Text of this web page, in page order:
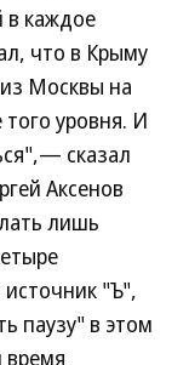
в каждое
что в Крыму
Москвы на
уровня. И
сказал
Аксенов
лишь
"Ъ",
паузу" в этом
время